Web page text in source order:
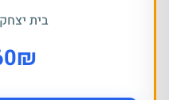
בית
₪